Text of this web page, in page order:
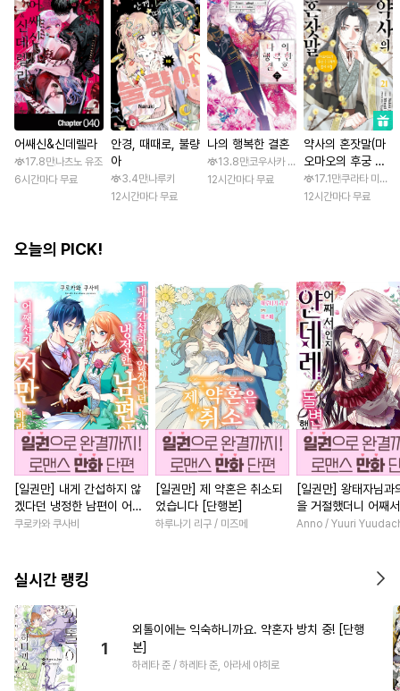
어쌔신&신데렐라
17.8만나츠노 유조
6시간마다 무료
안경, 때때로, 불량
아
3.4만나루키
12시간마다 무료
나의 행복한 결혼
13.8만코우사카 리토 / 아기토기 아쿠미
12시간마다 무료
약사의 혼잣말(마
오마오의 후궁 수
수께끼 풀이수첩)
17.1만쿠라타 미노
12시간마다 무료
오늘의 PICK!
[일권만] 내게 간섭하지 않
겠다던 냉정한 남편이 어째
선지 저만 바라봅니다 [단행
쿠로카와 쿠사비
[일권만] 제 약혼은 취소되
었습니다 [단행본]
하루나기 리구 / 미즈메
[일권만] 왕태자님과
을 거절했더니 어째
얀데레로 돌변했습
Anno / Yuuri
실시간 랭킹
1
외톨이에는 익숙하니까요. 약혼자 방치 중! [단행
본]
하레타 준 / 하레타 준, 아라세 야히로